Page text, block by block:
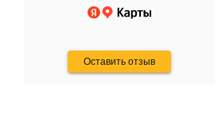
Оставить отзыв